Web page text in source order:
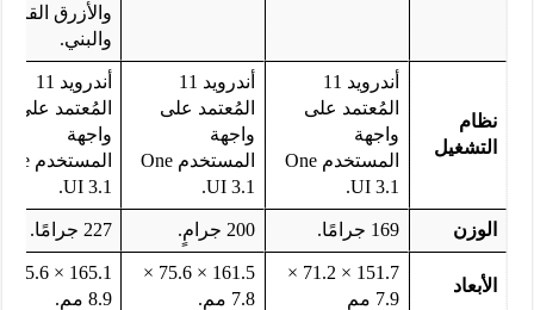
والأزرق القاتم،
والبني.
نظام
التشغيل
أندرويد 11
المُعتمد على
واجهة
المستخدم One
UI 3.1.
أندرويد 11
المُعتمد على
واجهة
المستخدم One
UI 3.1.
أندرويد 11
المُعتمد على
واجهة
المستخدم One
UI 3.1.
الوزن 169 جرامًا. 200 جرامٍ. 227 جرامًا.
الأبعاد
151.7 × 71.2 ×
7.9 مم
161.5 × 75.6 ×
7.8 مم.
8.9 مم.